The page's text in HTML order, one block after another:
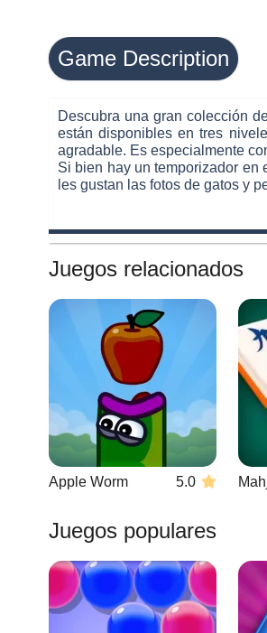
Game Description
Descubra una gran colección
están disponibles en tres
agradable. Es especialmente
Si bien hay un temporizador en
les gustan las fotos de gatos y
Juegos relacionados
Apple Worm 5.0
Juegos populares